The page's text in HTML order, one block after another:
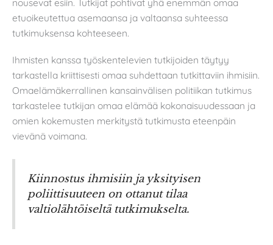
etuoikeutettua asemaansa ja valtaansa suhteessa
tutkimuksensa kohteeseen.
Ihmisten kanssa työskentelevien tutkijoiden täytyy
tarkastella kriittisesti omaa suhdettaan tutkittaviin ihmisiin.
Omaelämäkerrallinen kansainvälisen politiikan tutkimus
tarkastelee tutkijan omaa elämää kokonaisuudessaan ja
omien kokemusten merkitystä tutkimusta eteenpäin
vievänä voimana.
Kiinnostus ihmisiin ja yksityisen
poliittisuuteen on ottanut tilaa
valtiolähtöiseltä tutkimukselta.